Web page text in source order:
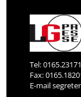
Tel:
Fax:
E-mail